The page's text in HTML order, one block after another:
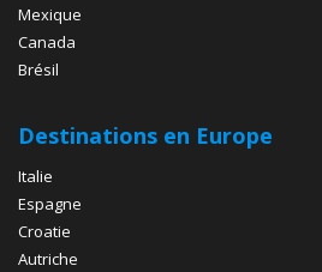
Mexique
Canada
Brésil
Destinations en Europe
Italie
Espagne
Croatie
Autriche